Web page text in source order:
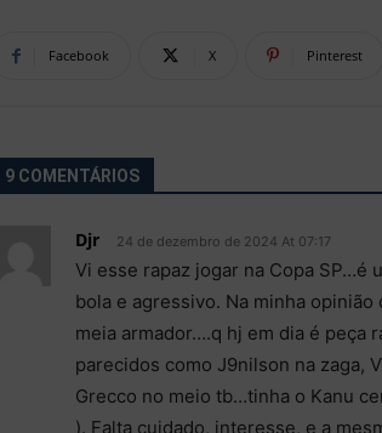
Facebook X Pinterest
9 COMENTÁRIOS
Djr 24 de dezembro de 2024 At 07:17
Vi esse rapaz jogar na Copa SP…é
bola e agressivo. Na minha
meia armador….q hj em dia é peça
parecidos como J9nilson na zaga,
Grecco no meio tb…tinha o Kanu
). Falta cuidado, interesse, e a